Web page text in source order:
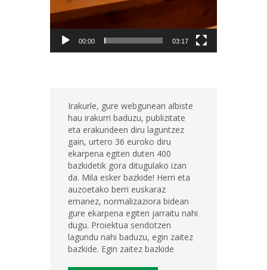
00:00 03:17
Irakurle, gure webgunean albiste
hau irakurri baduzu, publizitate
eta erakundeen diru laguntzez
gain, urtero 36 euroko diru
ekarpena egiten duten 400
bazkidetik gora ditugulako izan
da. Mila esker bazkide! Herri eta
auzoetako berri euskaraz
emanez, normalizaziora bidean
gure ekarpena egiten jarraitu nahi
dugu. Proiektua sendotzen
lagundu nahi baduzu, egin zaitez
bazkide. Egin zaitez bazkide